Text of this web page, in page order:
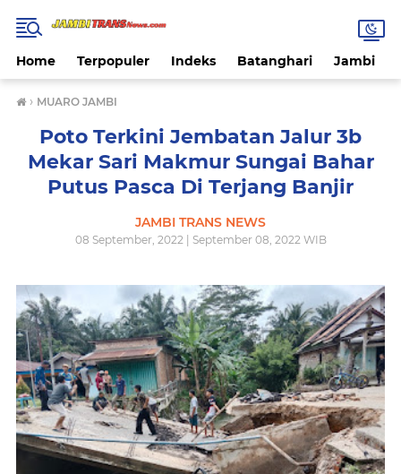
Home Terpopuler Indeks Batanghari Jambi
› MUARO JAMBI
Poto Terkini Jembatan Jalur 3b
Mekar Sari Makmur Sungai Bahar
Putus Pasca Di Terjang Banjir
JAMBI TRANS NEWS
08 September, 2022 | September 08, 2022 WIB